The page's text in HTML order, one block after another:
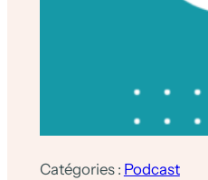
Catégories : Podcast